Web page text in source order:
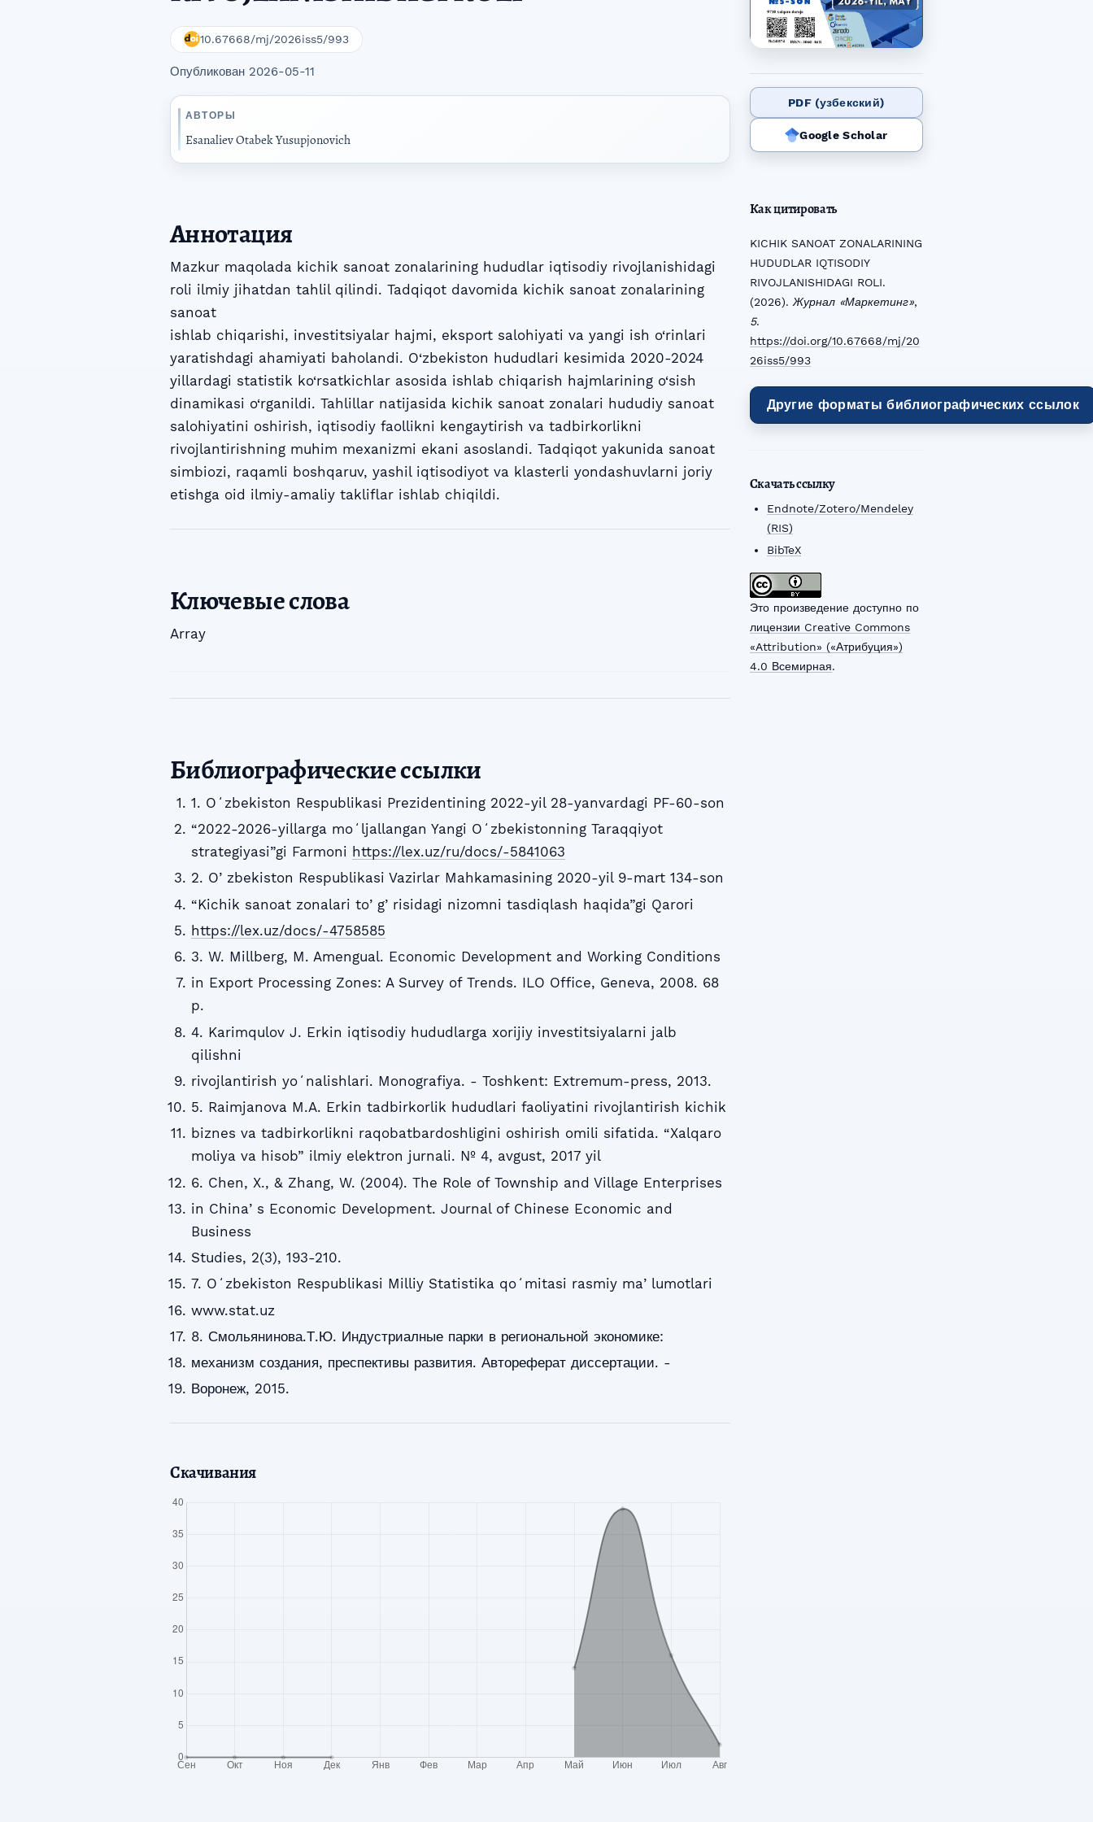
10.67668/mj/2026iss5/993
Опубликован 2026-05-11
АВТОРЫ
Esanaliev Otabek Yusupjonovich
PDF (узбекский)
Google Scholar
Как цитировать
KICHIK SANOAT ZONALARINING
HUDUDLAR IQTISODIY
RIVOJLANISHIDAGI ROLI.
(2026). Журнал «Маркетинг»,
5.
https://doi.org/10.67668/mj/20
26iss5/993
Другие форматы библиографических ссылок
Скачать ссылку
Endnote/Zotero/Mendeley
(RIS)
BibTeX
Это произведение доступно по
лицензии Creative Commons
«Attribution» («Атрибуция»)
4.0 Всемирная.
Аннотация
Mazkur maqolada kichik sanoat zonalarining hududlar iqtisodiy rivojlanishidagi
roli ilmiy jihatdan tahlil qilindi. Tadqiqot davomida kichik sanoat zonalarining
sanoat
ishlab chiqarishi, investitsiyalar hajmi, eksport salohiyati va yangi ish o‘rinlari
yaratishdagi ahamiyati baholandi. O‘zbekiston hududlari kesimida 2020-2024
yillardagi statistik ko‘rsatkichlar asosida ishlab chiqarish hajmlarining o‘sish
dinamikasi o‘rganildi. Tahlillar natijasida kichik sanoat zonalari hududiy sanoat
salohiyatini oshirish, iqtisodiy faollikni kengaytirish va tadbirkorlikni
rivojlantirishning muhim mexanizmi ekani asoslandi. Tadqiqot yakunida sanoat
simbiozi, raqamli boshqaruv, yashil iqtisodiyot va klasterli yondashuvlarni joriy
etishga oid ilmiy-amaliy takliflar ishlab chiqildi.
Ключевые слова
Array
Библиографические ссылки
1. Oʻzbekiston Respublikasi Prezidentining 2022-yil 28-yanvardagi PF-60-son
“2022-2026-yillarga moʻljallangan Yangi Oʻzbekistonning Taraqqiyot
strategiyasi”gi Farmoni https://lex.uz/ru/docs/-5841063
2. Oʼzbekiston Respublikasi Vazirlar Mahkamasining 2020-yil 9-mart 134-son
“Kichik sanoat zonalari toʼgʼrisidagi nizomni tasdiqlash haqida”gi Qarori
https://lex.uz/docs/-4758585
3. W. Millberg, M. Amengual. Economic Development and Working Conditions
in Export Processing Zones: A Survey of Trends. ILO Office, Geneva, 2008. 68
p.
4. Karimqulov J. Erkin iqtisodiy hududlarga xorijiy investitsiyalarni jalb
qilishni
rivojlantirish yoʻnalishlari. Monografiya. - Toshkent: Extremum-press, 2013.
5. Raimjanova M.A. Erkin tadbirkorlik hududlari faoliyatini rivojlantirish kichik
biznes va tadbirkorlikni raqobatbardoshligini oshirish omili sifatida. “Xalqaro
moliya va hisob” ilmiy elektron jurnali. № 4, avgust, 2017 yil
6. Chen, X., & Zhang, W. (2004). The Role of Township and Village Enterprises
in Chinaʼs Economic Development. Journal of Chinese Economic and
Business
Studies, 2(3), 193-210.
7. Oʻzbekiston Respublikasi Milliy Statistika qoʻmitasi rasmiy maʼlumotlari
www.stat.uz
8. Смольянинова.Т.Ю. Индустриалные парки в региональной экономике:
механизм создания, преспективы развития. Автореферат диссертации. -
Воронеж, 2015.
Скачивания